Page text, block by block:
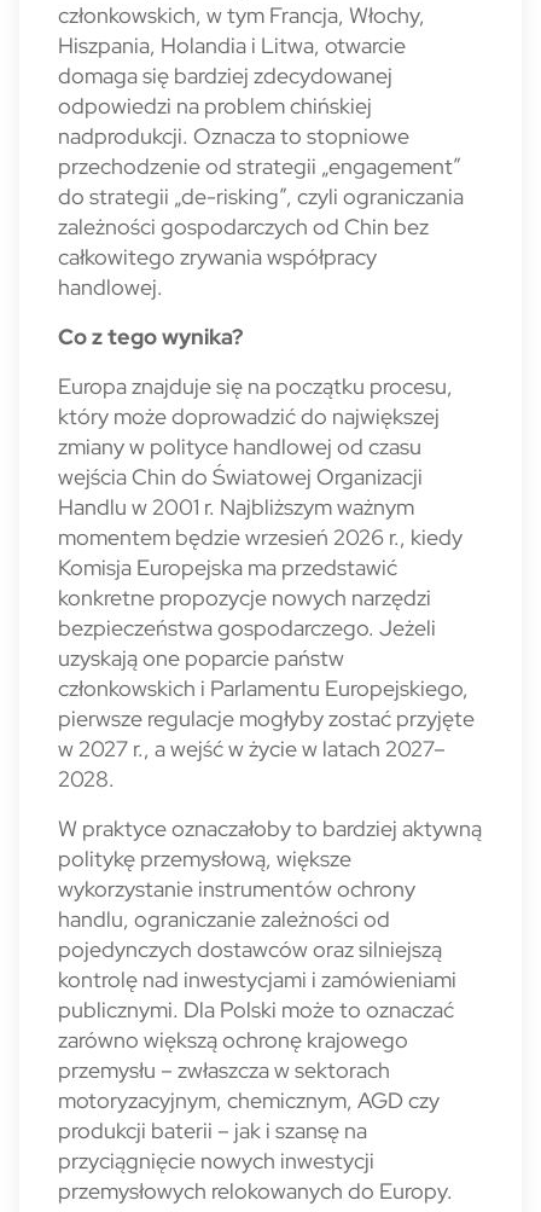
członkowskich, w tym Francja, Włochy,
Hiszpania, Holandia i Litwa, otwarcie
domaga się bardziej zdecydowanej
odpowiedzi na problem chińskiej
nadprodukcji. Oznacza to stopniowe
przechodzenie od strategii „engagement”
do strategii „de-risking”, czyli ograniczania
zależności gospodarczych od Chin bez
całkowitego zrywania współpracy
handlowej.
Co z tego wynika?
Europa znajduje się na początku procesu,
który może doprowadzić do największej
zmiany w polityce handlowej od czasu
wejścia Chin do Światowej Organizacji
Handlu w 2001 r. Najbliższym ważnym
momentem będzie wrzesień 2026 r., kiedy
Komisja Europejska ma przedstawić
konkretne propozycje nowych narzędzi
bezpieczeństwa gospodarczego. Jeżeli
uzyskają one poparcie państw
członkowskich i Parlamentu Europejskiego,
pierwsze regulacje mogłyby zostać przyjęte
w 2027 r., a wejść w życie w latach 2027–
2028.
W praktyce oznaczałoby to bardziej aktywną
politykę przemysłową, większe
wykorzystanie instrumentów ochrony
handlu, ograniczanie zależności od
pojedynczych dostawców oraz silniejszą
kontrolę nad inwestycjami i zamówieniami
publicznymi. Dla Polski może to oznaczać
zarówno większą ochronę krajowego
przemysłu – zwłaszcza w sektorach
motoryzacyjnym, chemicznym, AGD czy
produkcji baterii – jak i szansę na
przyciągnięcie nowych inwestycji
przemysłowych relokowanych do Europy.